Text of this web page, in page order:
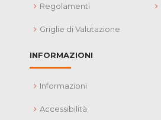
Regolamenti
Griglie di Valutazione
INFORMAZIONI
Informazioni
Accessibilità